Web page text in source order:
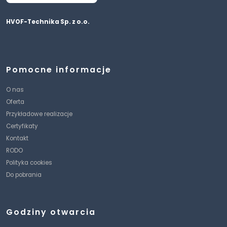
HVOF-Technika Sp. z o.o.
Pomocne informacje
O nas
Oferta
Przykładowe realizacje
Certyfikaty
Kontakt
RODO
Polityka cookies
Do pobrania
Godziny otwarcia